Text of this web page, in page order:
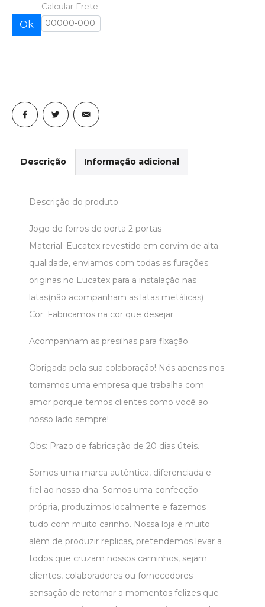
Calcular Frete
Ok
Descrição Informação adicional
Descrição do produto
Jogo de forros de porta 2 portas
Material: Eucatex revestido em corvim de alta
qualidade, enviamos com todas as furações
originas no Eucatex para a instalação nas
latas(não acompanham as latas metálicas)
Cor: Fabricamos na cor que desejar
Acompanham as presilhas para fixação.
Obrigada pela sua colaboração! Nós apenas nos
tornamos uma empresa que trabalha com
amor porque temos clientes como você ao
nosso lado sempre!
Obs: Prazo de fabricação de 20 dias úteis.
Somos uma marca autêntica, diferenciada e
fiel ao nosso dna. Somos uma confecção
própria, produzimos localmente e fazemos
tudo com muito carinho. Nossa loja é muito
além de produzir replicas, pretendemos levar a
todos que cruzam nossos caminhos, sejam
clientes, colaboradores ou fornecedores
sensação de retornar a momentos felizes que